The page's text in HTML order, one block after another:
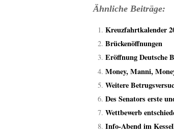
Ähnliche Beiträge:
Kreuzfahrtkalender
Brückenöffnungen
Eröffnung Deutsche
Money, Manni,
Weitere
Des Senators erste
Wettbewerb
Info-Abend im